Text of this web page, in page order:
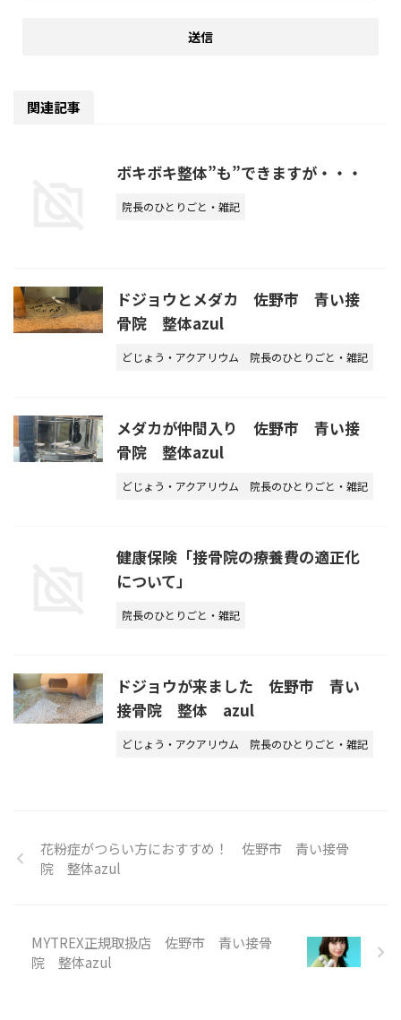
関連記事
ボキボキ整体”も”できますが・・・
院長のひとりごと・雑記
ドジョウとメダカ 佐野市 青い接
骨院 整体azul
どじょう・アクアリウム 院長のひとりごと・雑記
メダカが仲間入り 佐野市 青い接
骨院 整体azul
どじょう・アクアリウム 院長のひとりごと・雑記
健康保険「接骨院の療養費の適正化
について」
院長のひとりごと・雑記
ドジョウが来ました 佐野市 青い
接骨院 整体 azul
どじょう・アクアリウム 院長のひとりごと・雑記
花粉症がつらい方におすすめ！ 佐野市 青い接骨
院 整体azul
MYTREX正規取扱店 佐野市 青い接骨
院 整体azul